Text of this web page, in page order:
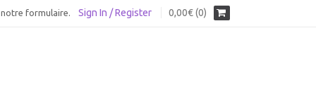
formulaire. Sign In / Register 0,00€ (0)